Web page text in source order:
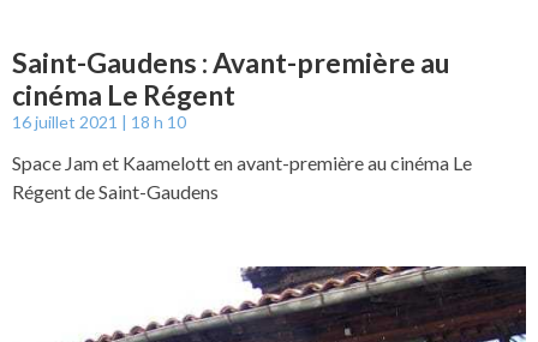
Saint-Gaudens : Avant-première au
cinéma Le Régent
16 juillet 2021 18 h 10
Space Jam et Kaamelott en avant-première au cinéma Le
Régent de Saint-Gaudens